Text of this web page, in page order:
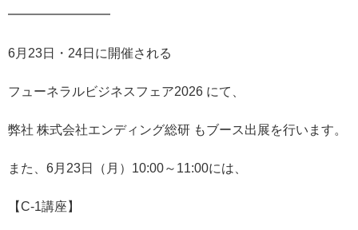
━━━━━━━━
6月23日・24日に開催される
フューネラルビジネスフェア2026 にて、
弊社 株式会社エンディング総研 もブース出展を行います。
また、6月23日（月）10:00～11:00には、
【C-1講座】